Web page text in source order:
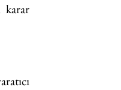
karar